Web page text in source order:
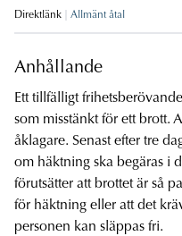
Direktlänk
Allmänt åtal
Anhållande
Ett tillfälligt
som misstänkt för ett brott.
åklagare. Senast efter tre
om häktning ska begäras i
förutsätter att brottet är så
för häktning eller att det
personen kan släppas fri.